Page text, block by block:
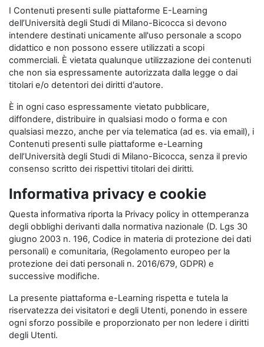
I Contenuti presenti sulle piattaforme E-Learning
dell’Università degli Studi di Milano-Bicocca si devono
intendere destinati unicamente all'uso personale a scopo
didattico e non possono essere utilizzati a scopi
commerciali. È vietata qualunque utilizzazione dei contenuti
che non sia espressamente autorizzata dalla legge o dai
titolari e/o detentori dei diritti d'autore.
È in ogni caso espressamente vietato pubblicare,
diffondere, distribuire in qualsiasi modo o forma e con
qualsiasi mezzo, anche per via telematica (ad es. via email), i
Contenuti presenti sulle piattaforme e-Learning
dell’Università degli Studi di Milano-Bicocca, senza il previo
consenso scritto dei rispettivi titolari dei diritti.
Informativa privacy e cookie
Questa informativa riporta la Privacy policy in ottemperanza
degli obblighi derivanti dalla normativa nazionale (D. Lgs 30
giugno 2003 n. 196, Codice in materia di protezione dei dati
personali) e comunitaria, (Regolamento europeo per la
protezione dei dati personali n. 2016/679, GDPR) e
successive modifiche.
La presente piattaforma e-Learning rispetta e tutela la
riservatezza dei visitatori e degli Utenti, ponendo in essere
ogni sforzo possibile e proporzionato per non ledere i diritti
degli Utenti.